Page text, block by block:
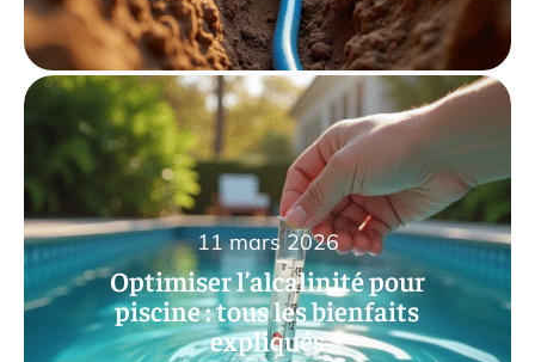
Optimiser l’alcalinité pour
piscine : tous les bienfaits
expliqués
11 mars 2026